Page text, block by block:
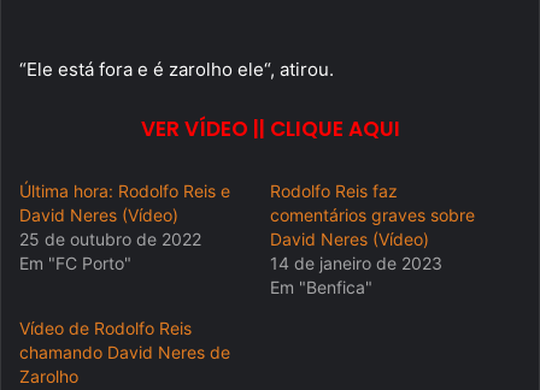
“Ele está fora e é zarolho ele“, atirou.
VER VÍDEO || CLIQUE AQUI
Última hora: Rodolfo Reis e
David Neres (Vídeo)
25 de outubro de 2022
Em "FC Porto"
Rodolfo Reis faz
comentários graves sobre
David Neres (Vídeo)
14 de janeiro de 2023
Em "Benfica"
Vídeo de Rodolfo Reis
chamando David Neres de
Zarolho